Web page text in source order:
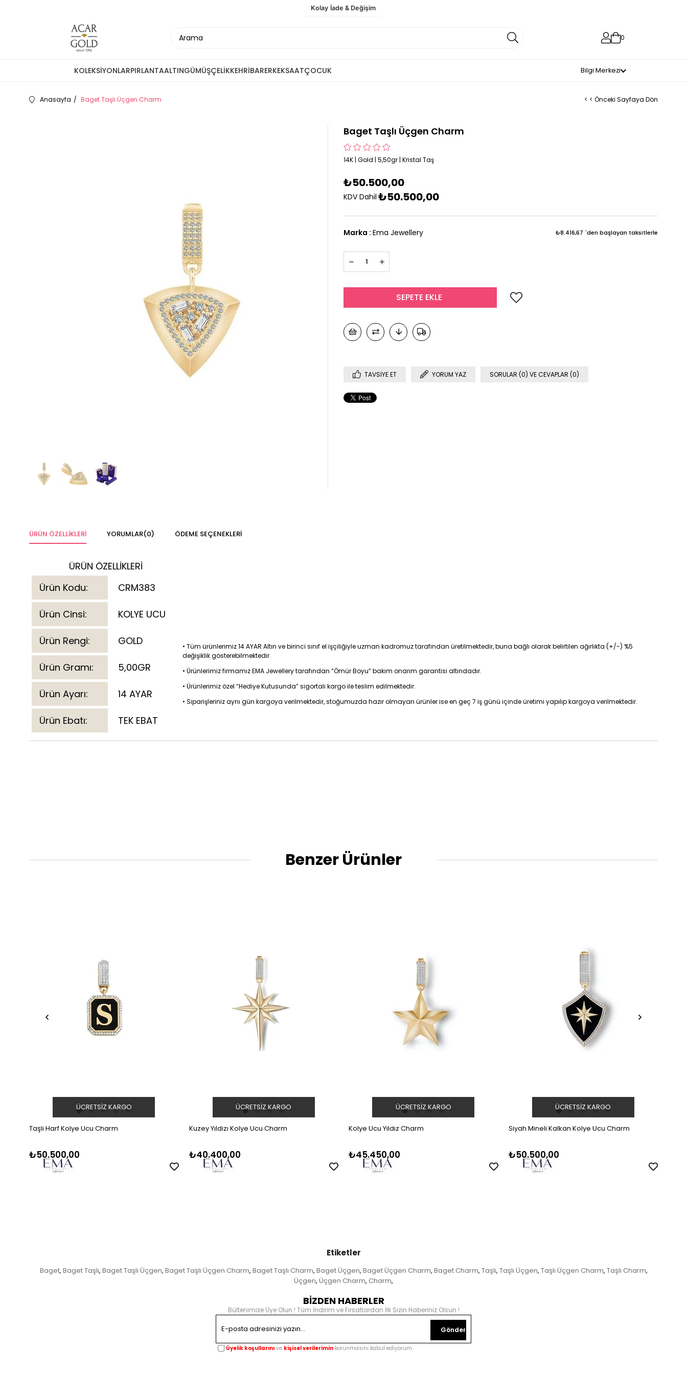
Kolay İade & Değişim
0
KOLEKSİYONLARPIRLANTAALTINGÜMÜŞÇELİKKEHRİBARERKEKSAATÇOCUK Bilgi Merkezi
Anasayfa Baget Taşlı Üçgen Charm < < Önceki Sayfaya Dön
Baget Taşlı Üçgen Charm
14K | Gold | 5,50gr | Kristal Taş
₺50.500,00
KDV Dahil ₺50.500,00
Marka : Ema Jewellery ₺8.416,67 `den başlayan taksitlerle
TAVSIYE ET YORUM YAZ SORULAR (0) VE CEVAPLAR (0)
ÜRÜN ÖZELLIKLERI YORUMLAR(0) ÖDEME SEÇENEKLERI
ÜRÜN ÖZELLİKLERİ
Ürün Kodu:
CRM383
Ürün Cinsi: KOLYE UCU
Ürün Rengi: GOLD
Ürün Gramı: 5,00GR
Ürün Ayarı: 14 AYAR
Ürün Ebatı: TEK EBAT
• Tüm ürünlerimiz 14 AYAR Altın ve birinci sınıf el işçiliğiyle uzman kadromuz tarafından üretilmektedir, buna bağlı olarak belirtilen ağırlıkta (+/-) %5
değişiklik gösterebilmektedir.
• Ürünlerimiz firmamız EMA Jewellery tarafından “Ömür Boyu” bakım onarım garantisi altındadır.
• Ürünlerimiz özel “Hediye Kutusunda” sigortalı kargo ile teslim edilmektedir.
• Siparişleriniz aynı gün kargoya verilmektedir, stoğumuzda hazır olmayan ürünler ise en geç 7 iş günü içinde üretimi yapılıp kargoya verilmektedir.
Benzer Ürünler
Taşlı Harf Kolye Ucu Charm
₺50.500,00
ÜCRETSIZ KARGO
Kuzey Yıldızı Kolye Ucu Charm
₺40.400,00
ÜCRETSIZ KARGO
Kolye Ucu Yıldız Charm
₺45.450,00
ÜCRETSIZ KARGO
Siyah Mineli Kalkan Kolye Ucu Charm
₺50.500,00
ÜCRETSIZ KARGO
Etiketler
Baget, Baget Taşlı, Baget Taşlı Üçgen, Baget Taşlı Üçgen Charm, Baget Taşlı Charm, Baget Üçgen, Baget Üçgen Charm, Baget Charm, Taşlı, Taşlı Üçgen, Taşlı Üçgen Charm, Taşlı Charm,
Üçgen, Üçgen Charm, Charm,
BİZDEN HABERLER
Bültenimize Üye Olun ! Tüm İndirim ve Fırsatlardan İlk Sizin Haberiniz Olsun !
Gönder
Üyelik koşullarını ve kişisel verilerimin korunmasını kabul ediyorum.